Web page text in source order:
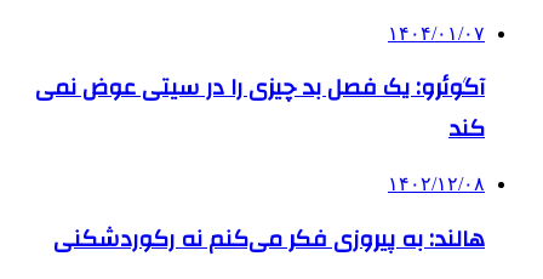
۱۴۰۴/۰۱/۰۷
آگوئرو: یک فصل بد چیزی را در سیتی عوض نمی
کند
۱۴۰۲/۱۲/۰۸
هالند: به پیروزی فکر می‌کنم نه رکوردشکنی